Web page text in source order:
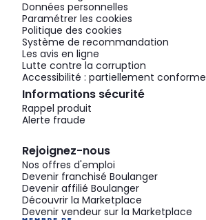
Données personnelles
Paramétrer les cookies
Politique des cookies
Système de recommandation
Les avis en ligne
Lutte contre la corruption
Accessibilité : partiellement conforme
Informations sécurité
Rappel produit
Alerte fraude
Rejoignez-nous
Nos offres d'emploi
Devenir franchisé Boulanger
Devenir affilié Boulanger
Découvrir la Marketplace
Devenir vendeur sur la Marketplace